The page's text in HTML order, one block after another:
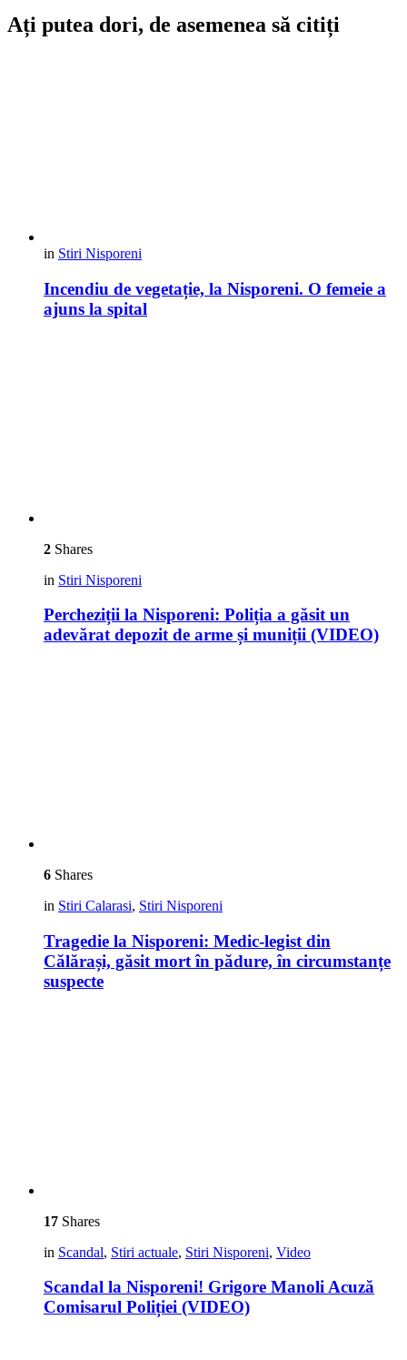
Ați putea dori, de asemenea să citiți
in Stiri Nisporeni
Incendiu de vegetație, la Nisporeni. O femeie a
ajuns la spital
2 Shares
in Stiri Nisporeni
Percheziții la Nisporeni: Poliția a găsit un
adevărat depozit de arme și muniții (VIDEO)
6 Shares
in Stiri Calarasi, Stiri Nisporeni
Tragedie la Nisporeni: Medic-legist din
Călărași, găsit mort în pădure, în circumstanțe
suspecte
17 Shares
in Scandal, Stiri actuale, Stiri Nisporeni, Video
Scandal la Nisporeni! Grigore Manoli Acuză
Comisarul Poliției (VIDEO)